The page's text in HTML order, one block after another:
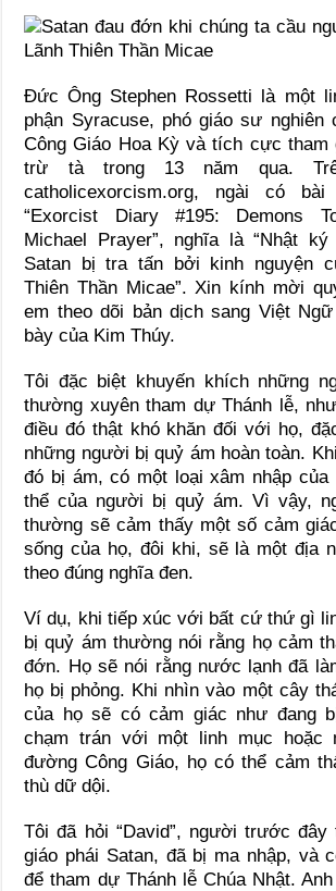
Đức Ông Stephen Rossetti là một
phận Syracuse, phó giáo sư
Công Giáo Hoa Kỳ và tích cực tham
trừ tà trong 13 năm qua.
catholicexorcism.org, ngài có
“Exorcist Diary #195: Demons
Michael Prayer”, nghĩa là “Nhật
Satan bị tra tấn bởi kinh nguyện
Thiên Thần Micae”. Xin kính mời
em theo dõi bản dịch sang Việt
bày của Kim Thúy.
Tôi đặc biệt khuyến khích những
thường xuyên tham dự Thánh lễ,
điều đó thật khó khăn đối với họ,
những người bị quỷ ám hoàn toàn.
đó bị ám, có một loại xâm nhập
thể của người bị quỷ ám. Vì vậy,
thường sẽ cảm thấy một số cảm
sống của họ, đôi khi, sẽ là một địa
theo đúng nghĩa đen.
Ví dụ, khi tiếp xúc với bất cứ thứ gì
bị quỷ ám thường nói rằng họ cảm
đớn. Họ sẽ nói rằng nước lạnh đã
họ bị phỏng. Khi nhìn vào một cây
của họ sẽ có cảm giác như đang
chạm trán với một linh mục hoặc
đường Công Giáo, họ có thể cảm
thù dữ dội.
Tôi đã hỏi “David”, người trước đây
giáo phái Satan, đã bị ma nhập, và
để tham dự Thánh lễ Chúa Nhật.